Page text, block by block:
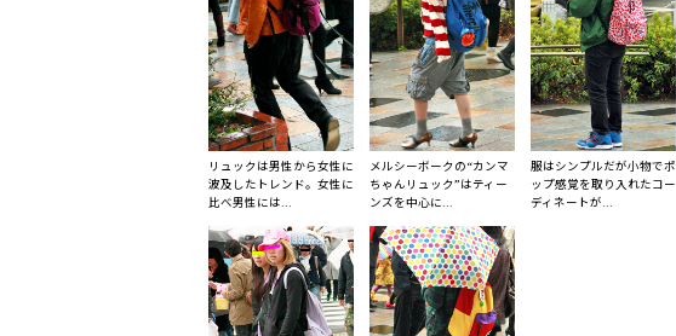
リュックは男性から女性に
波及したトレンド。女性に
比べ男性には...
メルシーボークの“カンマ
ちゃんリュック”はティー
ンズを中心に...
服はシンプルだが小物でポ
ップ感覚を取り入れたコー
ディネートが...